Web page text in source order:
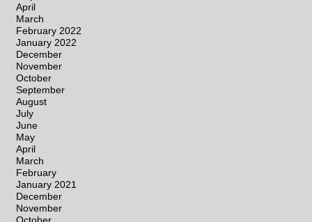
April
March
February 2022
January 2022
December
November
October
September
August
July
June
May
April
March
February
January 2021
December
November